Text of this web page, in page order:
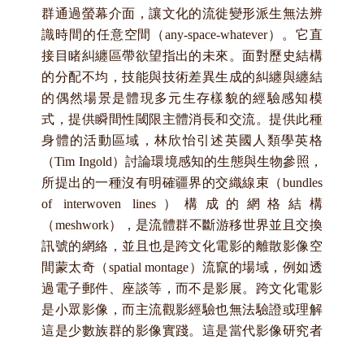
群通過螢幕介面，讓文化的流徙變形派生無法辨
識時間的任意空間（any-space-whatever）。它直
接目睹糾纏區帶欲望指出的未來。面對歷史結構
的分配不均，技能與技術差異生成的糾纏與纏結
的偶然場景是體現多元生存樣貌的經驗感知模
式，提供瞬間性閾限主體消長和交流。提供此種
身體的活動區域，林欣怡引述英國人類學英格
（Tim Ingold）討論環境感知的生態與生物參照，
所提出的一種沒有明確疆界的交織線束（bundles
of interwoven lines）構成的網格結構
（meshwork），是流體群不斷游移世界並且交換
訊號的網絡，並且也是跨文化電影的離散影像空
間蒙太奇（spatial montage）流竄的場域，例如透
過電子郵件、座談等，而不是影展。跨文化電影
是小眾影像，而主流觀影經驗也無法驗證或理解
這是少數族群的影像實踐。這是當代影像研究者